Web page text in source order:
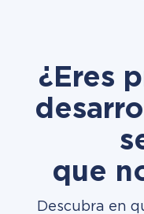
¿Eres
que
Descubra en